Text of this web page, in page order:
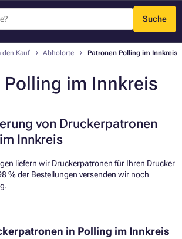
Suche
Menü
den Kauf Abholorte Patronen Polling im Innkreis
Polling im Innkreis
von Druckerpatronen
Innkreis
liefern wir Druckerpatronen für Ihren Drucker
% der Bestellungen versenden wir noch
in Polling im Innkreis